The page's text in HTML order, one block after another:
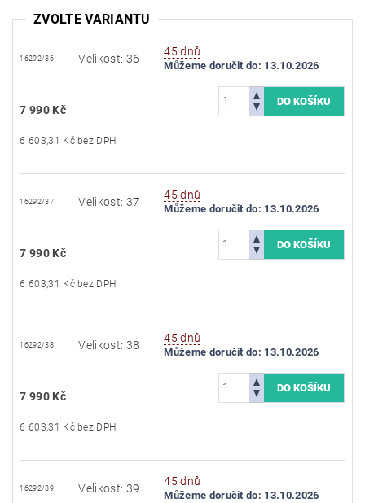
ZVOLTE VARIANTU
16292/36 Velikost: 36
45 dnů
Můžeme doručit do: 13.10.2026
7 990 Kč
6 603,31 Kč bez DPH
16292/37 Velikost: 37
45 dnů
Můžeme doručit do: 13.10.2026
7 990 Kč
6 603,31 Kč bez DPH
16292/38 Velikost: 38
45 dnů
Můžeme doručit do: 13.10.2026
7 990 Kč
6 603,31 Kč bez DPH
16292/39 Velikost: 39
45 dnů
Můžeme doručit do: 13.10.2026